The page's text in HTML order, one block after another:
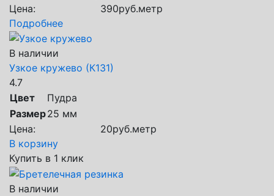
Цена:
390руб.метр
Подробнее
В наличии
Узкое кружево (К131)
4.7
Цвет
Пудра
Размер25 мм
Цена:
20руб.метр
В корзину
Купить в 1 клик
В наличии